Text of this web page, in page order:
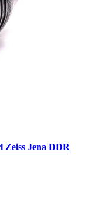
Zeiss Jena DDR